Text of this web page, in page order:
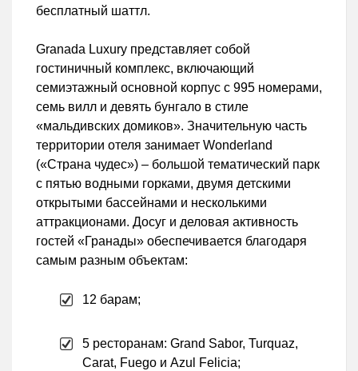
бесплатный шаттл.
Granada Luxury представляет собой
гостиничный комплекс, включающий
семиэтажный основной корпус с 995 номерами,
семь вилл и девять бунгало в стиле
«мальдивских домиков». Значительную часть
территории отеля занимает Wonderland
(«Страна чудес») – большой тематический парк
с пятью водными горками, двумя детскими
открытыми бассейнами и несколькими
аттракционами. Досуг и деловая активность
гостей «Гранады» обеспечивается благодаря
самым разным объектам:
12 барам;
5 ресторанам: Grand Sabor, Turquaz,
Carat, Fuego и Azul Felicia;